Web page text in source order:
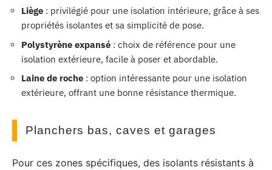
Liège : privilégié pour une isolation intérieure, grâce à ses
propriétés isolantes et sa simplicité de pose.
Polystyrène expansé : choix de référence pour une
isolation extérieure, facile à poser et abordable.
Laine de roche : option intéressante pour une isolation
extérieure, offrant une bonne résistance thermique.
Planchers bas, caves et garages
Pour ces zones spécifiques, des isolants résistants à